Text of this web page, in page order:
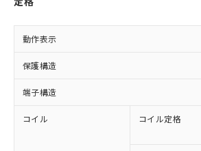
動作表示
保護構造
端子構造
コイル コイル定格